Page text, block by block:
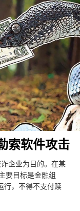
索软件攻击
企业为目的。在某
要目标是金融组
行，不得不支付赎